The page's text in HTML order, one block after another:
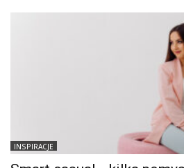
INSPIRACJE